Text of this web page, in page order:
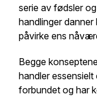
serie av fødsler
handlinger danner
påvirke ens
Begge
handler
forbundet og har